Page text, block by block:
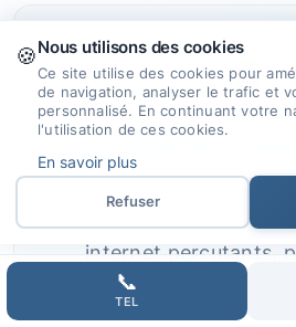
🎯
Expertise et
Notre expérience et
nous permettent de
internet percutants,
📞
TEL
🍪Nous utilisons des cookies
Ce site utilise des cookies pour
de navigation, analyser le trafic et
personnalisé. En continuant votre
l'utilisation de ces cookies.
En savoir plus
Refuser